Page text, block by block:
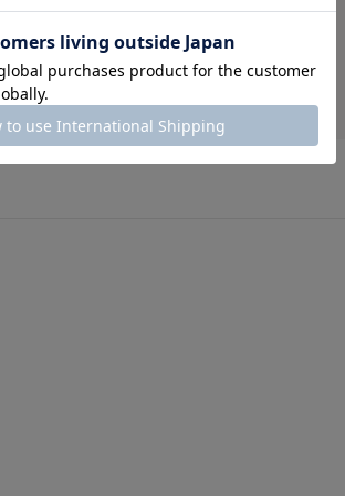
トする工夫で、もっと暮らし上手に。
今どきインテリアブランド。